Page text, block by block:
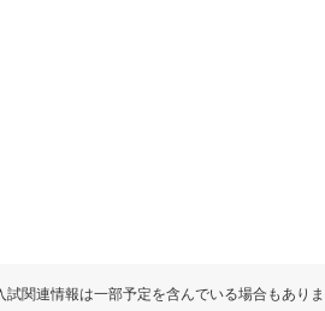
関連情報は一部予定を含んでいる場合もあり